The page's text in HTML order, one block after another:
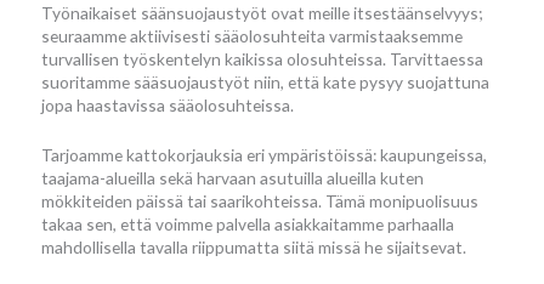
Työnaikaiset säänsuojaustyöt ovat meille itsestäänselvyys;
seuraamme aktiivisesti sääolosuhteita varmistaaksemme
turvallisen työskentelyn kaikissa olosuhteissa. Tarvittaessa
suoritamme sääsuojaustyöt niin, että kate pysyy suojattuna
jopa haastavissa sääolosuhteissa.
Tarjoamme kattokorjauksia eri ympäristöissä: kaupungeissa,
taajama-alueilla sekä harvaan asutuilla alueilla kuten
mökkiteiden päissä tai saarikohteissa. Tämä monipuolisuus
takaa sen, että voimme palvella asiakkaitamme parhaalla
mahdollisella tavalla riippumatta siitä missä he sijaitsevat.